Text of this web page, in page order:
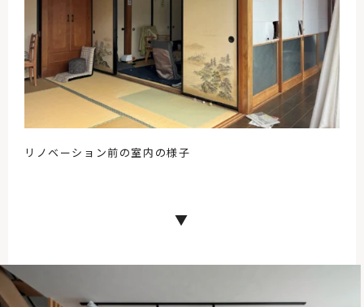
リノベーション前の室内の様子
▼